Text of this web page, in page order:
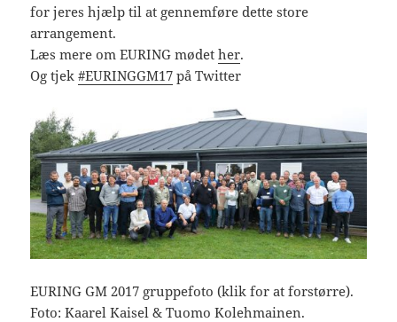
for jeres hjælp til at gennemføre dette store
arrangement.
Læs mere om EURING mødether.
Og tjek#EURINGGM17 på Twitter
EURING GM 2017 gruppefoto (klik for at forstørre).
Foto: Kaarel Kaisel & Tuomo Kolehmainen.